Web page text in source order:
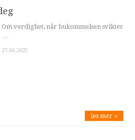
Om verdighet, når hukommelsen svikter
…
27.06.2025
les mer »